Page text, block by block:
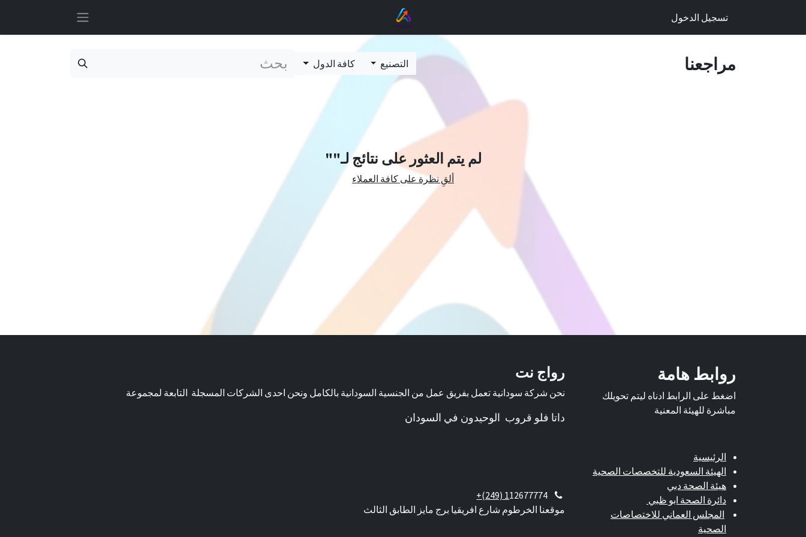
تسجيل الدخول
مراجعنا التصنيع كافة الدول
لم يتم العثور على نتائج لـ""
ألقِ نظرة على كافة العملاء
روابط هامة
اضغط على الرابط ادناه ليتم تحويلك
مباشرة للهيئة المعنية
رواج نت
نحن شركة سودانية تعمل بفريق عمل من الجنسية السودانية بالكامل ونحن احدى الشركات المسجلة التابعة لمجموعة
داتا فلو قروب الوحيدون في السودان
الرئيسية
الهيئة السعودية للتخصصات الصحية
هيئة الصحة دبي
دائرة الصحة ابو ظبي
المجلس العماني للاختصاصات
الصحية
+(249) 112677774
موقعنا الخرطوم شارع افريقيا برج مايز الطابق الثالث